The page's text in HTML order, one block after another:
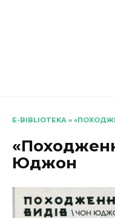
E-BIBLIOTEKA »
Юджон